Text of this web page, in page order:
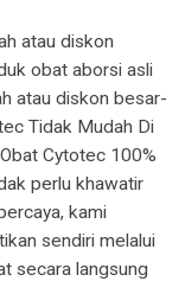
atau diskon
obat aborsi asli
atau diskon besar-
Tidak Mudah Di
Cytotec 100%
perlu khawatir
kami
sendiri melalui
secara langsung